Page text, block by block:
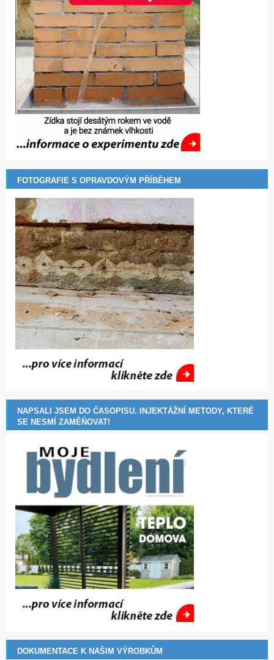
FOTOGRAFIE S OPRAVDOVÝM PŘÍBĚHEM
NAPSALI JSEM DO ČASOPISU. INJEKTÁŽNÍ METODY, KTERÉ
SE NESMÍ ZAMĚŇOVAT!
DOKUMENTACE K NAŠIM VÝROBKŮM